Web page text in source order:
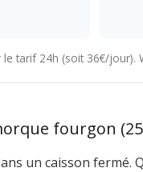
le tarif 24h (soit 36€/
fourgon
un caisson